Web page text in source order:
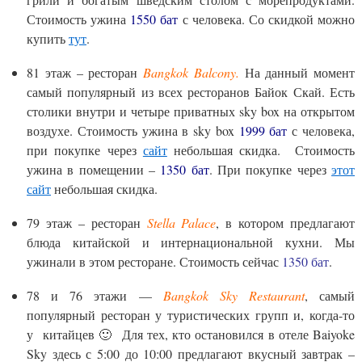
Стоимость ужина 1550 бат с человека. Со скидкой можно
купитьтут.
81 этаж – ресторан Bangkok Balcony. На данный момент
самый популярный из всех ресторанов Байок Скай. Есть
столики внутри и четыре приватных sky box на открытом
воздухе. Стоимость ужина в sky box 1999 бат с человека,
при покупке через сайтнебольшая скидка. Стоимость
ужина в помещении – 1350 бат. При покупке черезэтот
сайтнебольшая скидка.
79 этаж – ресторан Stella Palace, в котором предлагают
блюда китайской и интернациональной кухни. Мы
ужинали в этом ресторане. Стоимость сейчас 1350 бат.
78 и 76 этажи — Bangkok Sky Restaurant, самый
популярный ресторан у туристических групп и, когда-то
у китайцев 🙂 Для тех, кто остановился в отеле Baiyoke
Sky здесь с 5:00 до 10:00 предлагают вкусный завтрак –